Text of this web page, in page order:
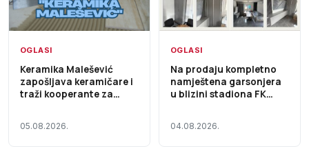
OGLASI
Keramika Malešević
zapošljava keramičare i
traži kooperante za
05.08.2026.
OGLASI
Na prodaju kompletno
namještena garsonjera
u blizini stadiona FK
04.08.2026.